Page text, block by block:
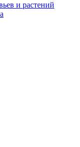
и растений